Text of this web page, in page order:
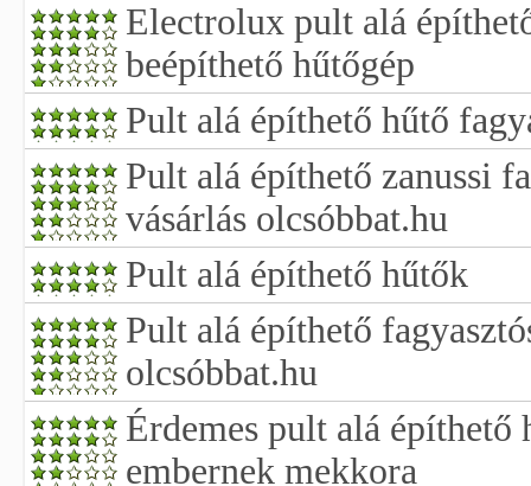
Electrolux pult alá
beépíthető hűtőgép
Pult alá építhető hűtő
Pult alá építhető zanussi
vásárlás olcsóbbat.hu
Pult alá építhető hűtők
Pult alá építhető
olcsóbbat.hu
Érdemes pult alá építhető
embernek mekkora